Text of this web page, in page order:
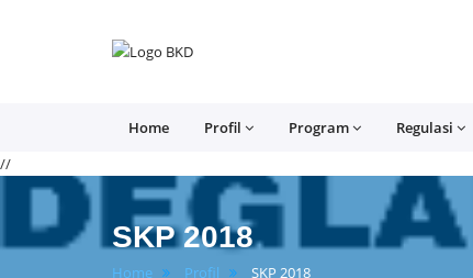
Pandeglang
Home Profil Program Regulasi
//
SKP 2018
Home Profil SKP 2018